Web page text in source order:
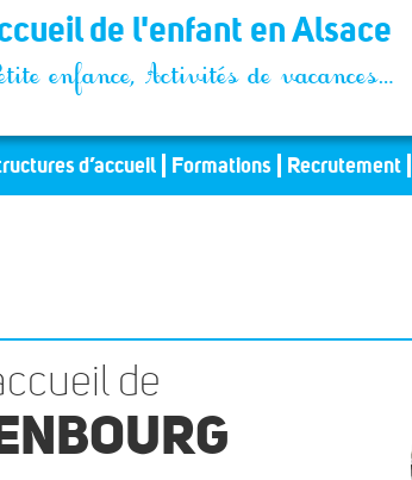
de l'enfant en Alsace
enfance, Activités de vacances…
d’accueil Formations Recrutement
de